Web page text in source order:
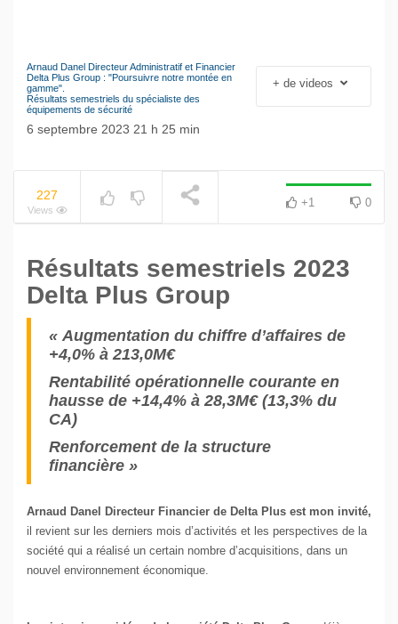
NOW PLAYING
Le séisme industriel
Arnaud Danel Directeur Administratif et Financier
Delta Plus Group : "Poursuivre notre montée en
gamme".
Résultats semestriels du spécialiste des
équipements de sécurité
6 septembre 2023 21 h 25 min
+ de videos
227
Views
+1 0
Résultats semestriels 2023
Delta Plus Group
« Augmentation du chiffre d’affaires de
+4,0% à 213,0M€
Rentabilité opérationnelle courante en
hausse de +14,4% à 28,3M€ (13,3% du
CA)
Renforcement de la structure
financière »
Arnaud Danel Directeur Financier de Delta Plus est mon invité,
il revient sur les derniers mois d’activités et les perspectives de la
société qui a réalisé un certain nombre d’acquisitions, dans un
nouvel environnement économique.